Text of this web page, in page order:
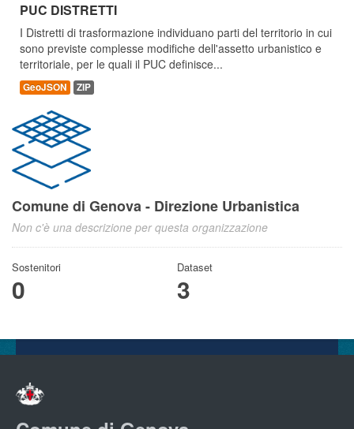
PUC DISTRETTI
I Distretti di trasformazione individuano parti del territorio in cui
sono previste complesse modifiche dell'assetto urbanistico e
territoriale, per le quali il PUC definisce...
GeoJSON ZIP
Comune di Genova - Direzione Urbanistica
Non c'è una descrizione per questa organizzazione
Sostenitori
0
Dataset
3